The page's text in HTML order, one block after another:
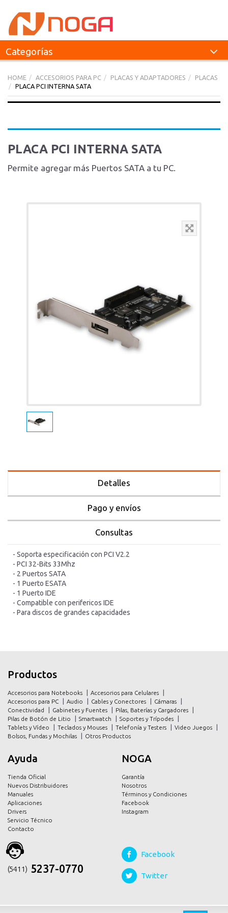
Categorías
HOME ACCESORIOS PARA PC PLACAS Y ADAPTADORES
PLACAS
PLACA PCI INTERNA SATA
PLACA PCI INTERNA SATA
Permite agregar más Puertos SATA a tu PC.
Detalles
Pago y envíos
Consultas
- Soporta especificación con PCI V2.2
- PCI 32-Bits 33Mhz
- 2 Puertos SATA
- 1 Puerto ESATA
- 1 Puerto IDE
- Compatible con perifericos IDE
- Para discos de grandes capacidades
productos
promociones
contacto
promociones
contacto
Productos
Accesorios para Notebooks
Accesorios para Celulares
Accesorios para PC
Audio Cables y Conectores
Cámaras
Conectividad
Gabinetes y Fuentes
Pilas, Baterías y Cargadores
Pilas de Botón de Litio
Smartwatch
Soportes y Trípodes
Tablets y Vídeo
Teclados y Mouses Telefonía y Testers
Video Juegos
Bolsos, Fundas y Mochilas
Otros Productos
Ayuda
Tienda Oficial
Nuevos Distribuidores
Manuales
Aplicaciones
Drivers
Servicio Técnico
Contacto
NOGA
Garantía
Nosotros
Términos y Condiciones
Facebook
Instagram
(54 11) 5237-0770
Facebook
Twitter